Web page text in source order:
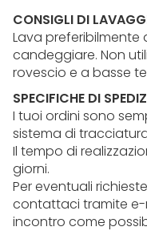
CONSIGLI DI
Lava preferibilmente
candeggiare. Non
rovescio e a basse
SPECIFICHE DI
I tuoi ordini sono
sistema di
Il tempo di
giorni.
Per eventuali
contattaci tramite e-
incontro come